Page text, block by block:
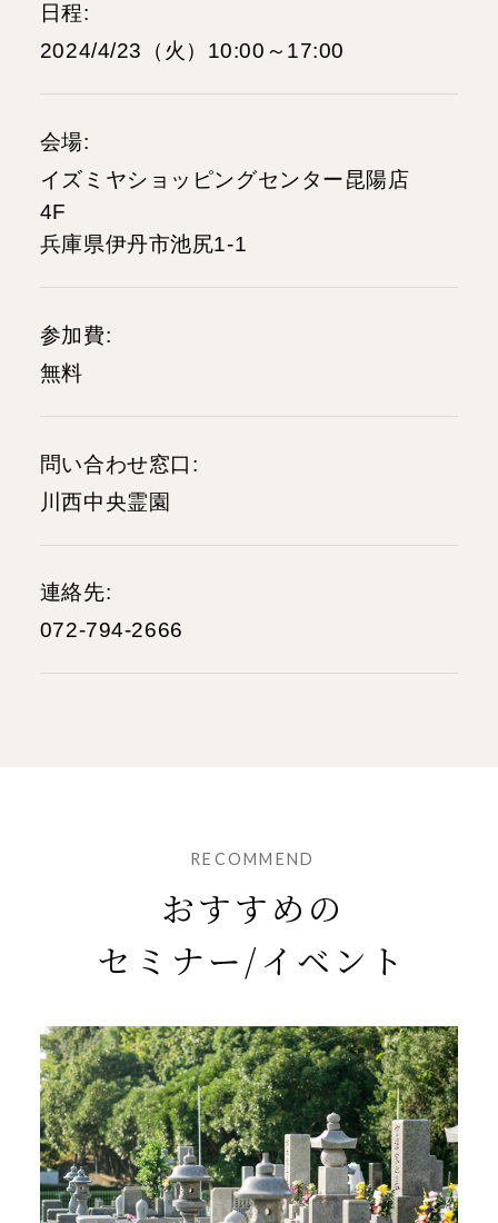
日程
2024/4/23（火）10:00～17:00
会場
イズミヤショッピングセンター昆陽店
4F
兵庫県伊丹市池尻1-1
参加費
無料
問い合わせ窓口
川西中央霊園
連絡先
072-794-2666
RECOMMEND
おすすめの
セミナー/イベント